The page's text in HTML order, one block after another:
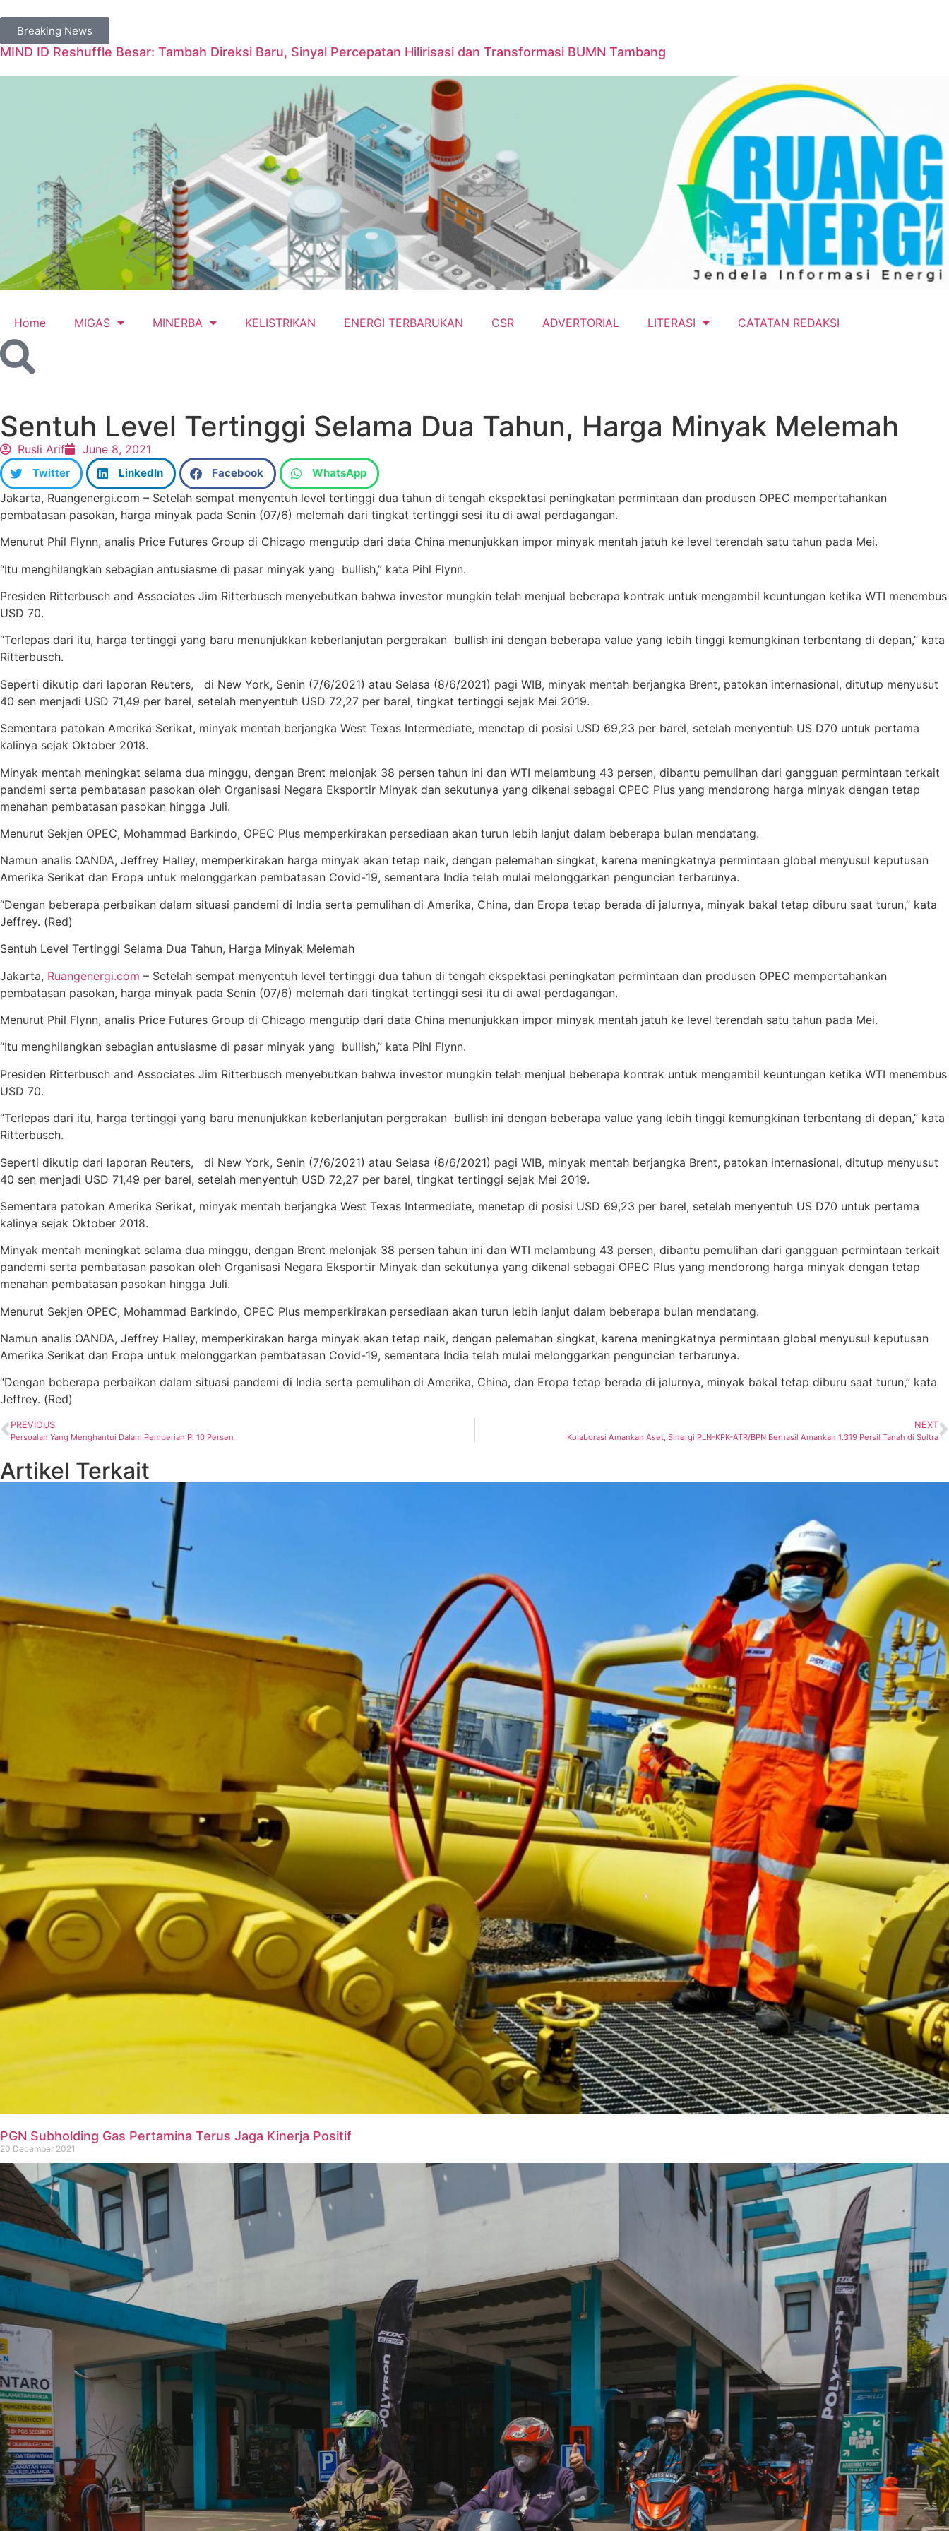
Breaking News
MIND ID Reshuffle Besar: Tambah Direksi Baru, Sinyal Percepatan Hilirisasi dan Transformasi BUMN Tambang
Home MIGAS MINERBA KELISTRIKAN ENERGI TERBARUKAN CSR ADVERTORIAL LITERASI CATATAN REDAKSI
Sentuh Level Tertinggi Selama Dua Tahun, Harga Minyak Melemah
Rusli Arif June 8, 2021
Twitter LinkedIn Facebook WhatsApp
Jakarta, Ruangenergi.com – Setelah sempat menyentuh level tertinggi dua tahun di tengah ekspektasi peningkatan permintaan dan produsen OPEC mempertahankan
pembatasan pasokan, harga minyak pada Senin (07/6) melemah dari tingkat tertinggi sesi itu di awal perdagangan.
Menurut Phil Flynn, analis Price Futures Group di Chicago mengutip dari data China menunjukkan impor minyak mentah jatuh ke level terendah satu tahun pada Mei.
“Itu menghilangkan sebagian antusiasme di pasar minyak yang bullish,” kata Pihl Flynn.
Presiden Ritterbusch and Associates Jim Ritterbusch menyebutkan bahwa investor mungkin telah menjual beberapa kontrak untuk mengambil keuntungan ketika WTI menembus
USD 70.
“Terlepas dari itu, harga tertinggi yang baru menunjukkan keberlanjutan pergerakan bullish ini dengan beberapa value yang lebih tinggi kemungkinan terbentang di depan,” kata
Ritterbusch.
Seperti dikutip dari laporan Reuters, di New York, Senin (7/6/2021) atau Selasa (8/6/2021) pagi WIB, minyak mentah berjangka Brent, patokan internasional, ditutup menyusut
40 sen menjadi USD 71,49 per barel, setelah menyentuh USD 72,27 per barel, tingkat tertinggi sejak Mei 2019.
Sementara patokan Amerika Serikat, minyak mentah berjangka West Texas Intermediate, menetap di posisi USD 69,23 per barel, setelah menyentuh US D70 untuk pertama
kalinya sejak Oktober 2018.
Minyak mentah meningkat selama dua minggu, dengan Brent melonjak 38 persen tahun ini dan WTI melambung 43 persen, dibantu pemulihan dari gangguan permintaan terkait
pandemi serta pembatasan pasokan oleh Organisasi Negara Eksportir Minyak dan sekutunya yang dikenal sebagai OPEC Plus yang mendorong harga minyak dengan tetap
menahan pembatasan pasokan hingga Juli.
Menurut Sekjen OPEC, Mohammad Barkindo, OPEC Plus memperkirakan persediaan akan turun lebih lanjut dalam beberapa bulan mendatang.
Namun analis OANDA, Jeffrey Halley, memperkirakan harga minyak akan tetap naik, dengan pelemahan singkat, karena meningkatnya permintaan global menyusul keputusan
Amerika Serikat dan Eropa untuk melonggarkan pembatasan Covid-19, sementara India telah mulai melonggarkan penguncian terbarunya.
“Dengan beberapa perbaikan dalam situasi pandemi di India serta pemulihan di Amerika, China, dan Eropa tetap berada di jalurnya, minyak bakal tetap diburu saat turun,” kata
Jeffrey. (Red)
Sentuh Level Tertinggi Selama Dua Tahun, Harga Minyak Melemah
Jakarta, Ruangenergi.com – Setelah sempat menyentuh level tertinggi dua tahun di tengah ekspektasi peningkatan permintaan dan produsen OPEC mempertahankan
pembatasan pasokan, harga minyak pada Senin (07/6) melemah dari tingkat tertinggi sesi itu di awal perdagangan.
Menurut Phil Flynn, analis Price Futures Group di Chicago mengutip dari data China menunjukkan impor minyak mentah jatuh ke level terendah satu tahun pada Mei.
“Itu menghilangkan sebagian antusiasme di pasar minyak yang bullish,” kata Pihl Flynn.
Presiden Ritterbusch and Associates Jim Ritterbusch menyebutkan bahwa investor mungkin telah menjual beberapa kontrak untuk mengambil keuntungan ketika WTI menembus
USD 70.
“Terlepas dari itu, harga tertinggi yang baru menunjukkan keberlanjutan pergerakan bullish ini dengan beberapa value yang lebih tinggi kemungkinan terbentang di depan,” kata
Ritterbusch.
Seperti dikutip dari laporan Reuters, di New York, Senin (7/6/2021) atau Selasa (8/6/2021) pagi WIB, minyak mentah berjangka Brent, patokan internasional, ditutup menyusut
40 sen menjadi USD 71,49 per barel, setelah menyentuh USD 72,27 per barel, tingkat tertinggi sejak Mei 2019.
Sementara patokan Amerika Serikat, minyak mentah berjangka West Texas Intermediate, menetap di posisi USD 69,23 per barel, setelah menyentuh US D70 untuk pertama
kalinya sejak Oktober 2018.
Minyak mentah meningkat selama dua minggu, dengan Brent melonjak 38 persen tahun ini dan WTI melambung 43 persen, dibantu pemulihan dari gangguan permintaan terkait
pandemi serta pembatasan pasokan oleh Organisasi Negara Eksportir Minyak dan sekutunya yang dikenal sebagai OPEC Plus yang mendorong harga minyak dengan tetap
menahan pembatasan pasokan hingga Juli.
Menurut Sekjen OPEC, Mohammad Barkindo, OPEC Plus memperkirakan persediaan akan turun lebih lanjut dalam beberapa bulan mendatang.
Namun analis OANDA, Jeffrey Halley, memperkirakan harga minyak akan tetap naik, dengan pelemahan singkat, karena meningkatnya permintaan global menyusul keputusan
Amerika Serikat dan Eropa untuk melonggarkan pembatasan Covid-19, sementara India telah mulai melonggarkan penguncian terbarunya.
“Dengan beberapa perbaikan dalam situasi pandemi di India serta pemulihan di Amerika, China, dan Eropa tetap berada di jalurnya, minyak bakal tetap diburu saat turun,” kata
Jeffrey. (Red)
PREVIOUS
Persoalan Yang Menghantui Dalam Pemberian PI 10 Persen
NEXT
Kolaborasi Amankan Aset, Sinergi PLN-KPK-ATR/BPN Berhasil Amankan 1.319 Persil Tanah di Sultra
Artikel Terkait
PGN Subholding Gas Pertamina Terus Jaga Kinerja Positif
20 December 2021